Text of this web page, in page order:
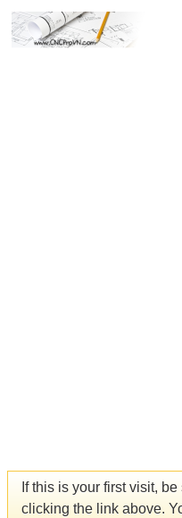
If this is your first visit,
clicking the link above.